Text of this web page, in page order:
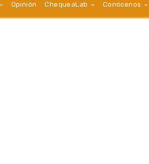
Opinión ChequeaLab Conócenos